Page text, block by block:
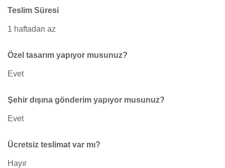
Teslim Süresi
1 haftadan az
Özel tasarım yapıyor musunuz?
Evet
Şehir dışına gönderim yapıyor musunuz?
Evet
Ücretsiz teslimat var mı?
Hayır